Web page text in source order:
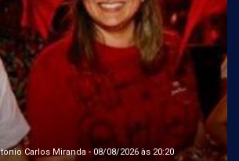
Carlos Miranda - 08/08/2026 às 20:20